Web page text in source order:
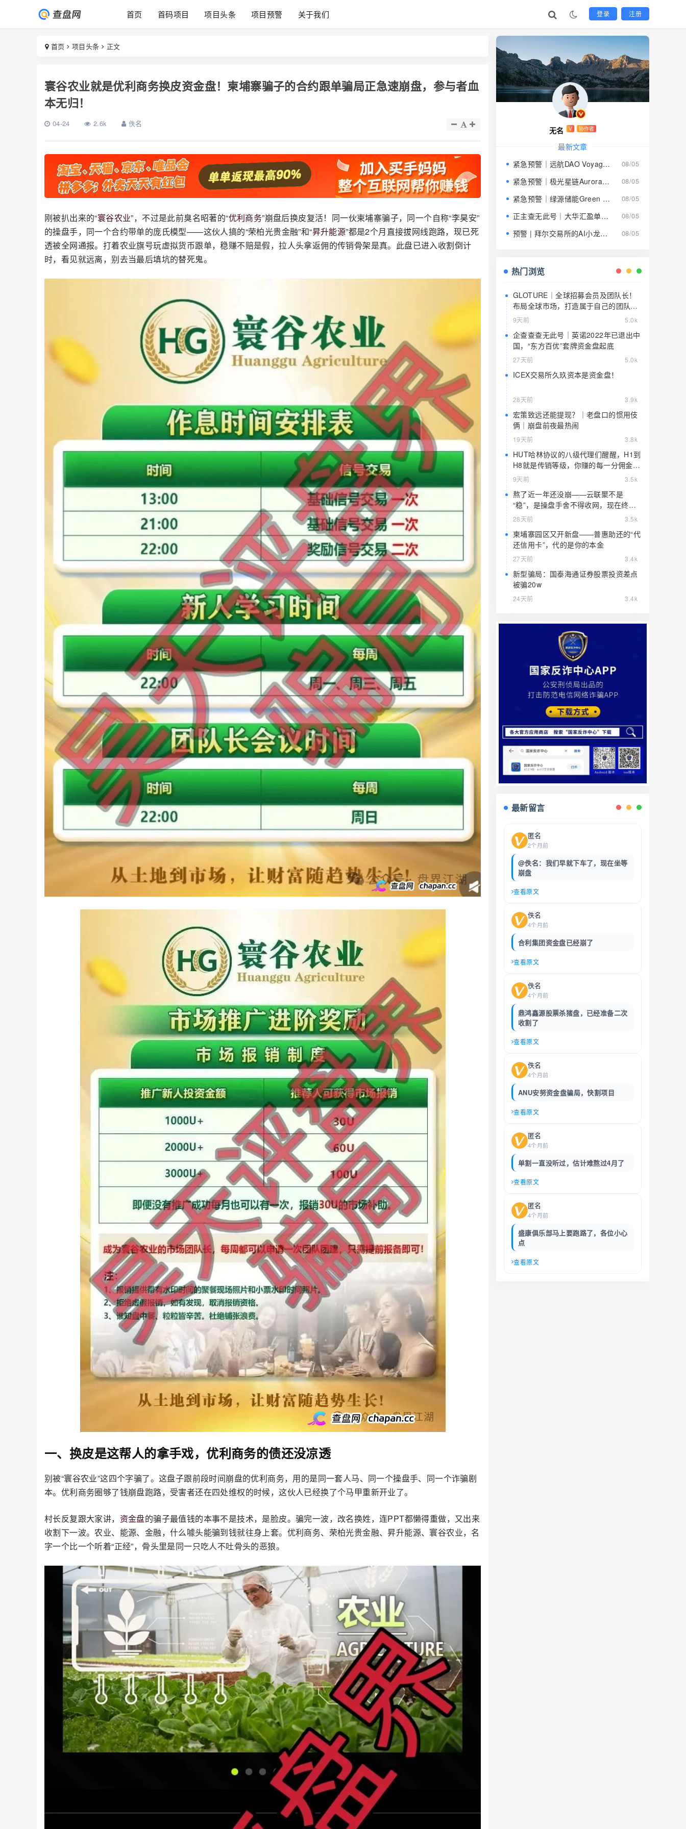
首页 首码项目 项目头条 项目预警 关于我们 登录 注册
首页 项目头条 正文
寰谷农业就是优利商务换皮资金盘！柬埔寨骗子的合约跟单骗局正急速崩盘，参与者血
本无归！
04-24 2.6k 佚名
刚被扒出来的“寰谷农业”，不过是此前臭名昭著的“优利商务”崩盘后换皮复活！同一伙柬埔寨骗子，同一个自称“李昊安”
的操盘手，同一个合约带单的庞氏模型——这伙人搞的“荣柏光贵金融”和“昇升能源”都是2个月直接拔网线跑路，现已死
透被全网通报。打着农业旗号玩虚拟货币跟单，稳赚不赔是假，拉人头拿返佣的传销骨架是真。此盘已进入收割倒计
时，看见就远离，别去当最后填坑的替死鬼。
一、换皮是这帮人的拿手戏，优利商务的债还没凉透
别被“寰谷农业”这四个字骗了。这盘子跟前段时间崩盘的优利商务，用的是同一套人马、同一个操盘手、同一个诈骗剧
本。优利商务圈够了钱崩盘跑路，受害者还在四处维权的时候，这伙人已经换了个马甲重新开业了。
村长反复跟大家讲， 资金盘的骗子最值钱的本事不是技术，是脸皮。骗完一波，改名换姓，连PPT都懒得重做，又出来
收割下一波。农业、能源、金融，什么噱头能骗到钱就往身上套。优利商务、荣柏光贵金融、昇升能源、寰谷农业，名
字一个比一个听着“正经”，骨头里是同一只吃人不吐骨头的恶狼。
无名 V 协作者
最新文章
紧急预警｜远航DAO Voyage：8月下旬长沙启动大会，旧盘团队平移，RWA+大宗商品包装——又是庞氏滚盘的老剧本
08/05
紧急预警｜极光星链Aurora Star：AI算力包装下的快盘骗局，认购即入坑 08/05
紧急预警｜绿源储能Green Source：披着新能源外衣的庞氏传销盘，8月千人大会就是收割信号 08/05
正主查无此号｜大华汇盈单割跑路中：柬埔寨骗子套牌巴黎狮集团，你的本金已清零 08/05
预警 | 拜尔交易所的AI小龙虾就是9级传销的马甲，日息1.5%养肥了就该宰了 08/05
热门浏览
GLOTURE｜全球招募会员及团队长！
布局全球市场，打造属于自己的团队事
业，想增加收入？想打造团队？加入
9天前 5.0k
企查查查无此号｜英诺2022年已退出中
国，“东方百优”套牌资金盘起底
27天前 5.0k
ICEX交易所久玖资本是资金盘！
28天前 3.9k
宏策致远还能提现？｜老盘口的惯用伎
俩｜崩盘前夜最热闹
19天前 3.8k
HUT哈林协议的八级代理们醒醒，H1到
H8就是传销等级，你赚的每一分佣金都
是赃款
9天前 3.5k
熬了近一年还没崩——云联聚不是
“稳”，是操盘手舍不得收网，现在终于
要收了
28天前 3.5k
柬埔寨园区又开新盘——普惠助还的“代
还信用卡”，代的是你的本金
27天前 3.4k
新型骗局：国泰海通证券股票投资差点
被骗20w
24天前 3.4k
最新留言
匿名
2个月前
@佚名：我们早就下车了，现在坐等
崩盘
查看原文
佚名
4个月前
合利集团资金盘已经崩了
查看原文
佚名
4个月前
鼎鸿鑫源股票杀猪盘，已经准备二次
收割了
查看原文
佚名
4个月前
ANU安努资金盘骗局，快割项目
查看原文
匿名
4个月前
单割一直没听过，估计难熬过4月了
查看原文
匿名
4个月前
盛康俱乐部马上要跑路了，各位小心
点
查看原文